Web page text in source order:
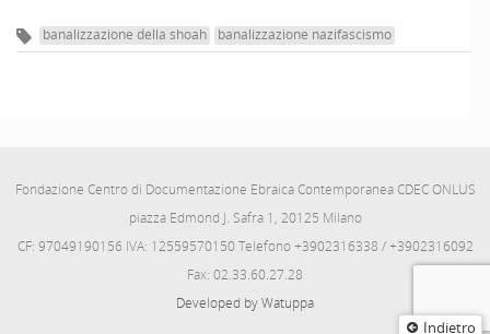
Indietro
banalizzazione della shoah banalizzazione nazifascismo
Fondazione Centro di Documentazione Ebraica Contemporanea CDEC ONLUS
piazza Edmond J. Safra 1, 20125 Milano
CF: 97049190156 IVA: 12559570150 Telefono +3902316338 / +3902316092
Fax: 02.33.60.27.28
Developed by Watuppa